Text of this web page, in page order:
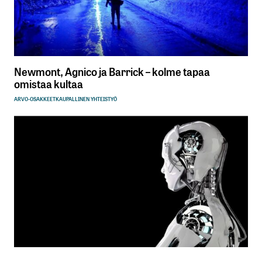
Newmont, Agnico ja Barrick – kolme tapaa
omistaa kultaa
ARVO-OSAKKEETKAUPALLINEN YHTEISTYÖ